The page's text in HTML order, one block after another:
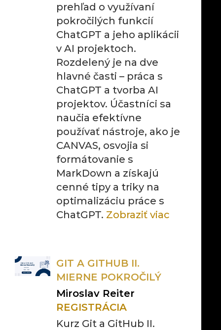
prehľad o využívaní
pokročilých funkcií
ChatGPT a jeho aplikácii
v AI projektoch.
Rozdelený je na dve
hlavné časti – práca s
ChatGPT a tvorba AI
projektov. Účastníci sa
naučia efektívne
používať nástroje, ako je
CANVAS, osvojia si
formátovanie s
MarkDown a získajú
cenné tipy a triky na
optimalizáciu práce s
ChatGPT. Zobraziť viac
GIT A GITHUB II.
MIERNE POKROČILÝ
Miroslav Reiter
REGISTRÁCIA
Kurz Git a GitHub II.